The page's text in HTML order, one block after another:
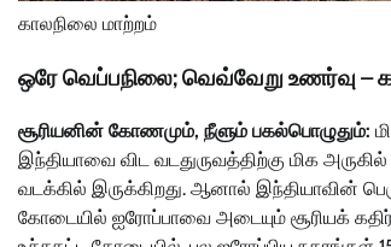
காலநிலை மாற்றம்
ஒரே வெப்பநிலை; வெவ்வேறு உணர்வு
சூரியனின் கோணமும், நீளும் பகல்பொழுதும்:
இந்தியாவை விட வடதுருவத்திற்கு மிக
வடக்கில் இருக்கிறது. ஆனால் இந்தியாவின்
கோடையில் ஐரோப்பாவை அடையும் சூரியக்